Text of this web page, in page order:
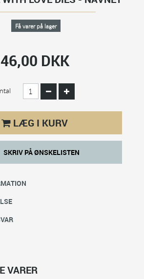
Få varer på lager
46,00 DKK
LÆG I KURV
SKRIV PÅ ØNSKELISTEN
VARER